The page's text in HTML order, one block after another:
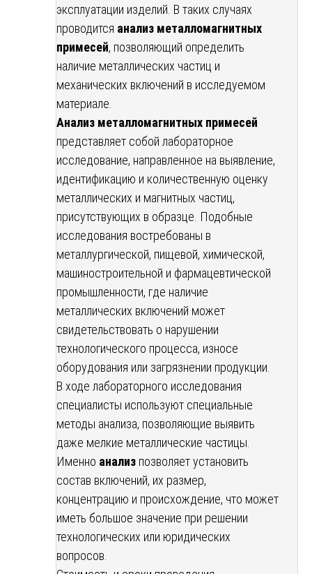
эксплуатации изделий. В таких случаях
проводится анализ металломагнитных
примесей, позволяющий определить
наличие металлических частиц и
механических включений в исследуемом
материале.
Анализ металломагнитных примесей
представляет собой лабораторное
исследование, направленное на выявление,
идентификацию и количественную оценку
металлических и магнитных частиц,
присутствующих в образце. Подобные
исследования востребованы в
металлургической, пищевой, химической,
машиностроительной и фармацевтической
промышленности, где наличие
металлических включений может
свидетельствовать о нарушении
технологического процесса, износе
оборудования или загрязнении продукции.
В ходе лабораторного исследования
специалисты используют специальные
методы анализа, позволяющие выявить
даже мелкие металлические частицы.
Именно анализ позволяет установить
состав включений, их размер,
концентрацию и происхождение, что может
иметь большое значение при решении
технологических или юридических
вопросов.